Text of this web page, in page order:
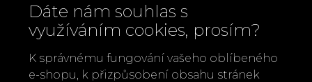
Dáte nám souhlas s
využíváním cookies, prosím?
K správnému fungování vašeho oblíbeného
e-shopu, k přizpůsobení obsahu stránek